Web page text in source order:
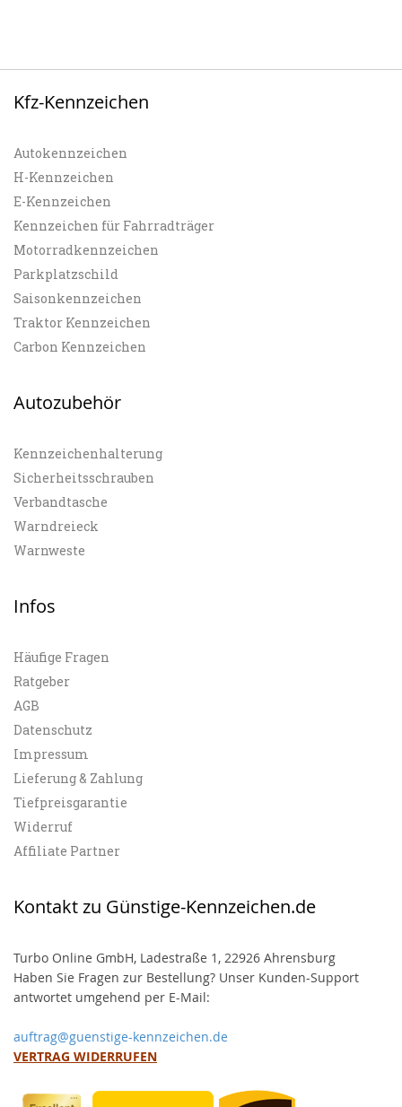
Kfz-Kennzeichen
Autokennzeichen
H-Kennzeichen
E-Kennzeichen
Kennzeichen für Fahrradträger
Motorradkennzeichen
Parkplatzschild
Saisonkennzeichen
Traktor Kennzeichen
Carbon Kennzeichen
Autozubehör
Kennzeichenhalterung
Sicherheitsschrauben
Verbandtasche
Warndreieck
Warnweste
Infos
Häufige Fragen
Ratgeber
AGB
Datenschutz
Impressum
Lieferung & Zahlung
Tiefpreisgarantie
Widerruf
Affiliate Partner
Kontakt zu Günstige-Kennzeichen.de
Turbo Online GmbH, Ladestraße 1, 22926 Ahrensburg
Haben Sie Fragen zur Bestellung? Unser Kunden-Support
antwortet umgehend per E-Mail:
auftrag@guenstige-kennzeichen.de
VERTRAG WIDERRUFEN